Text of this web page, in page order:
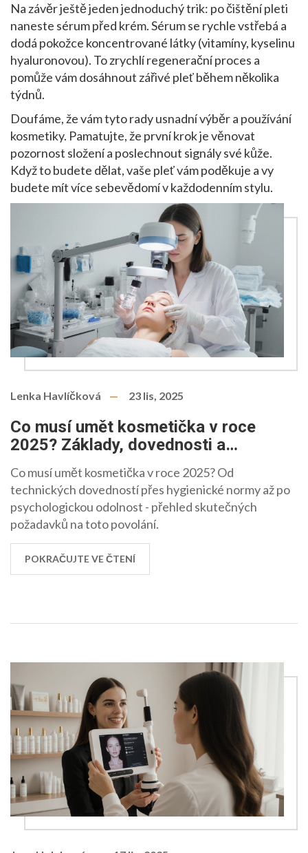
Na závěr ještě jeden jednoduchý trik: po čištění pleti
naneste sérum před krém. Sérum se rychle vstřebá a
dodá pokožce koncentrované látky (vitamíny, kyselinu
hyaluronovou). To zrychlí regenerační proces a
pomůže vám dosáhnout zářivé pleť během několika
týdnů.
Doufáme, že vám tyto rady usnadní výběr a používání
kosmetiky. Pamatujte, že první krok je věnovat
pozornost složení a poslechnout signály své kůže.
Když to budete dělat, vaše pleť vám poděkuje a vy
budete mít více sebevědomí v každodenním stylu.
Lenka Havlíčková 23 lis, 2025
Co musí umět kosmetička v roce
2025? Základy, dovednosti a
povinnosti
Co musí umět kosmetička v roce 2025? Od
technických dovedností přes hygienické normy až po
psychologickou odolnost - přehled skutečných
požadavků na toto povolání.
POKRAČUJTE VE ČTENÍ